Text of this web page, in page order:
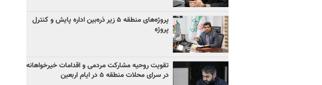
پروژه‌های منطقه ۵ زیر ذره‌بین اداره پایش و کنترل
پروژه
تقویت روحیه مشارکت مردمی و اقدامات خیرخواهانه
در سرای محلات منطقه ۵ در ایام اربعین